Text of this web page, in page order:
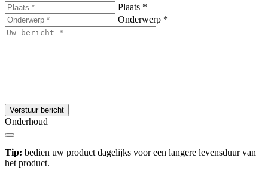
Plaats *
Onderwerp *
Verstuur bericht
Onderhoud
Tip: bedien uw product dagelijks voor een langere levensduur van
het product.